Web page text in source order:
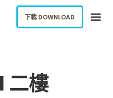
二樓
下載 DOWNLOAD